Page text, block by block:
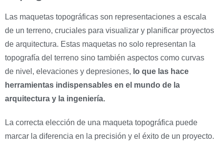
Las maquetas topográficas son representaciones a escala
de un terreno, cruciales para visualizar y planificar proyectos
de arquitectura. Estas maquetas no solo representan la
topografía del terreno sino también aspectos como curvas
de nivel, elevaciones y depresiones, lo que las hace
herramientas indispensables en el mundo de la
arquitectura y la ingeniería.
La correcta elección de una maqueta topográfica puede
marcar la diferencia en la precisión y el éxito de un proyecto.